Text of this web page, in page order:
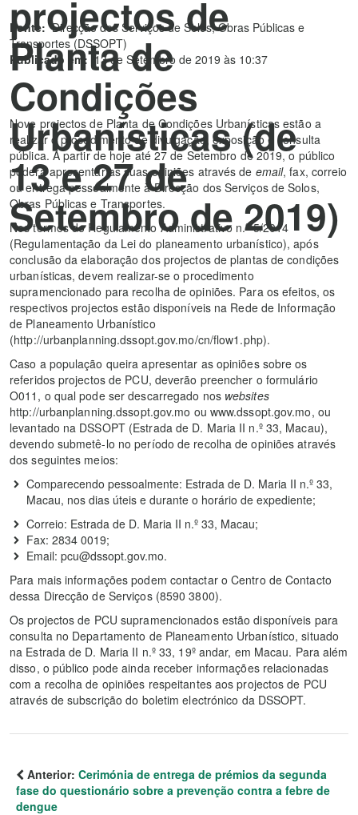
projectos de
Planta de
Condições
Urbanísticas (de
13 e 27 de
Setembro de 2019)
Fonte: Direcção dos Serviços de Solos, Obras Públicas e
Transportes (DSSOPT)
Publicado em: 13 de Setembro de 2019 às 10:37
Nove projectos de Planta de Condições Urbanísticas estão a
realizar o procedimento de divulgação, exposição e consulta
pública. A partir de hoje até 27 de Setembro de 2019, o público
poderá apresentar as suas opiniões através de email, fax, correio
ou entrega pessoalmente à Direcção dos Serviços de Solos,
Obras Públicas e Transportes.
Nos termos do Regulamento Administrativo n.º 5/2014
(Regulamentação da Lei do planeamento urbanístico), após
conclusão da elaboração dos projectos de plantas de condições
urbanísticas, devem realizar-se o procedimento
supramencionado para recolha de opiniões. Para os efeitos, os
respectivos projectos estão disponíveis na Rede de Informação
de Planeamento Urbanístico
(http://urbanplanning.dssopt.gov.mo/cn/flow1.php).
Caso a população queira apresentar as opiniões sobre os
referidos projectos de PCU, deverão preencher o formulário
O011, o qual pode ser descarregado nos websites
http://urbanplanning.dssopt.gov.mo ou www.dssopt.gov.mo, ou
levantado na DSSOPT (Estrada de D. Maria II n.º 33, Macau),
devendo submetê-lo no período de recolha de opiniões através
dos seguintes meios:
Comparecendo pessoalmente: Estrada de D. Maria II n.º 33,
Macau, nos dias úteis e durante o horário de expediente;
Correio: Estrada de D. Maria II n.º 33, Macau;
Fax: 2834 0019;
Email: pcu@dssopt.gov.mo.
Para mais informações podem contactar o Centro de Contacto
dessa Direcção de Serviços (8590 3800).
Os projectos de PCU supramencionados estão disponíveis para
consulta no Departamento de Planeamento Urbanístico, situado
na Estrada de D. Maria II n.º 33, 19º andar, em Macau. Para além
disso, o público pode ainda receber informações relacionadas
com a recolha de opiniões respeitantes aos projectos de PCU
através de subscrição do boletim electrónico da DSSOPT.
Anterior: Cerimónia de entrega de prémios da segunda
fase do questionário sobre a prevenção contra a febre de
dengue